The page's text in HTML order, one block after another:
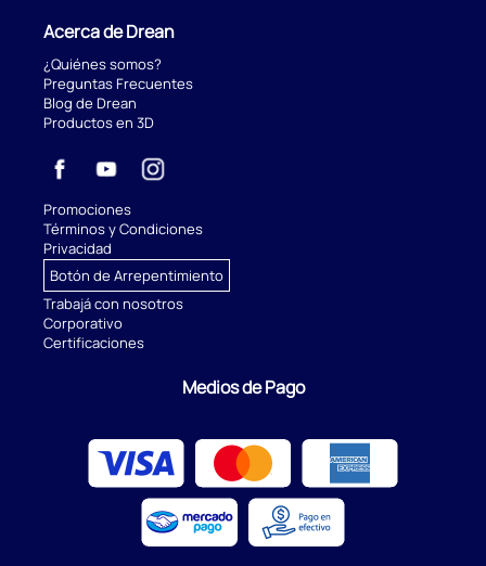
Acerca de Drean
¿Quiénes somos?
Preguntas Frecuentes
Blog de Drean
Productos en 3D
Promociones
Términos y Condiciones
Privacidad
Botón de Arrepentimiento
Trabajá con nosotros
Corporativo
Certificaciones
Medios de Pago